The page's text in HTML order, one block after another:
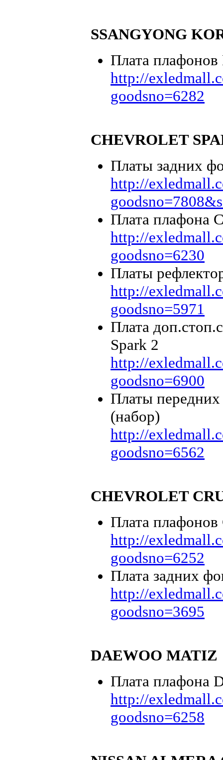
SSANGYONG
Плата
http://
goodsno=6282
CHEVROLET
Платы задних
http://
Плата плафона
http://
goodsno=6230
Платы
http://
goodsno=5971
Плата
Spark 2
http://
goodsno=6900
Платы
(набор)
http://
goodsno=6562
CHEVROLET
Плата
http://
goodsno=6252
Плата задних
http://
goodsno=3695
DAEWOO MATIZ
Плата плафона
http://
goodsno=6258